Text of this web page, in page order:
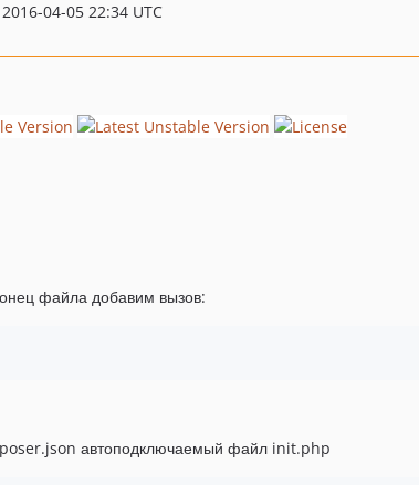
04-05 22:34 UTC
файла добавим вызов:
автоподключаемый файл init.php